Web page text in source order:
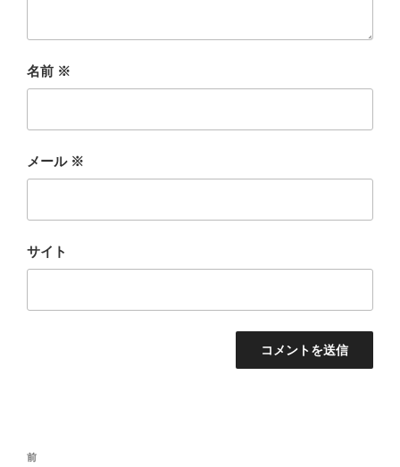
名前 ※
メール ※
サイト
投
前
前